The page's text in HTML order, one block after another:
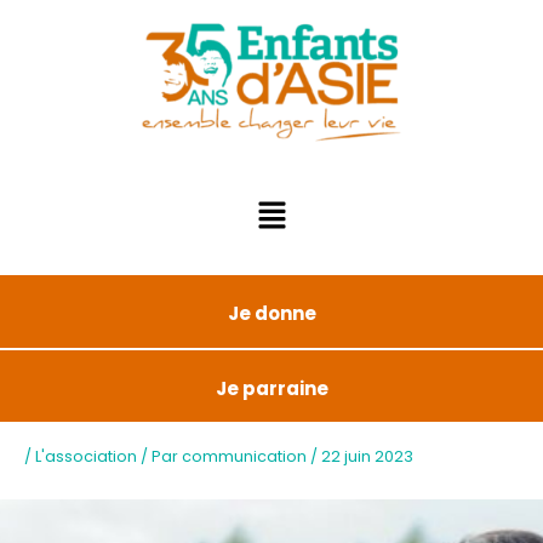
Je donne
Je parraine
/ L'association / Parcommunication / 22 juin 2023